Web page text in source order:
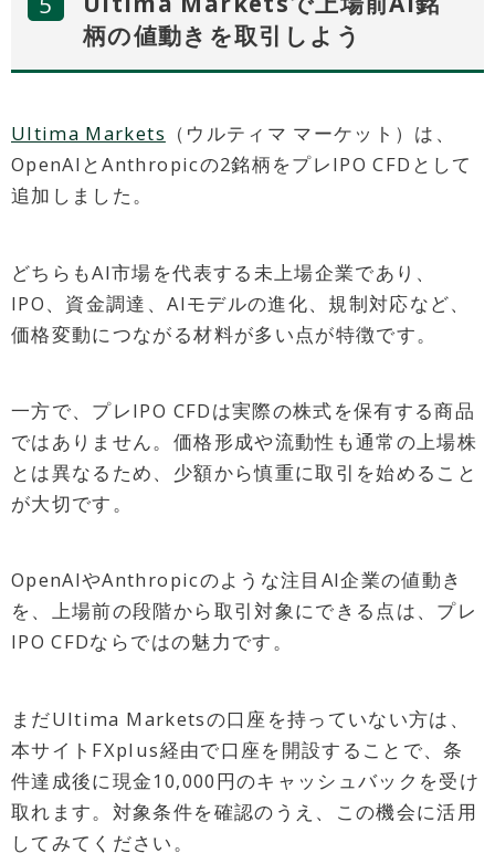
柄の値動きを取引しよう
Ultima Markets （ウルティマ マーケット）は、
OpenAIとAnthropicの2銘柄をプレIPO CFDとして
追加しました。
どちらもAI市場を代表する未上場企業であり、
IPO、資金調達、AIモデルの進化、規制対応など、
価格変動につながる材料が多い点が特徴です。
一方で、プレIPO CFDは実際の株式を保有する商品
ではありません。価格形成や流動性も通常の上場株
とは異なるため、少額から慎重に取引を始めること
が大切です。
OpenAIやAnthropicのような注目AI企業の値動き
を、上場前の段階から取引対象にできる点は、プレ
IPO CFDならではの魅力です。
まだUltima Marketsの口座を持っていない方は、
本サイトFXplus経由で口座を開設することで、条
件達成後に現金10,000円のキャッシュバックを受け
取れます。対象条件を確認のうえ、この機会に活用
してみてください。